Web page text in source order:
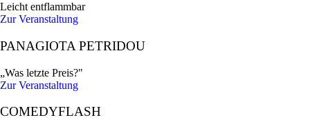
Leicht entflammbar
Zur Veranstaltung
PANAGIOTA PETRIDOU
„Was letzte Preis?"
Zur Veranstaltung
COMEDYFLASH